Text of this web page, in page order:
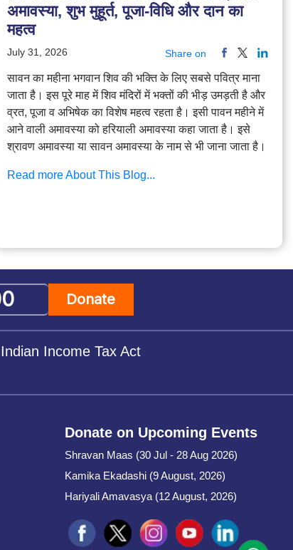
अमावस्या, शुभ मुहूर्त, पूजा-विधि और दान का
महत्व
July 31, 2026 Share on
सावन का महीना भगवान शिव की भक्ति के लिए सबसे पवित्र माना
जाता है। इस पूरे माह में शिव मंदिरों में भक्तों की भीड़ उमड़ती है और
व्रत, पूजा व अभिषेक का विशेष महत्व रहता है। इसी पावन महीने में
आने वाली अमावस्या को हरियाली अमावस्या कहा जाता है। इसे
श्रावण अमावस्या या सावन अमावस्या के नाम से भी जाना जाता है।
Read more About This Blog...
Donate
Income Tax Act
Donate on Upcoming Events
Shravan Maas (30 Jul - 28 Aug 2026)
Kamika Ekadashi (9 August, 2026)
Hariyali Amavasya (12 August, 2026)